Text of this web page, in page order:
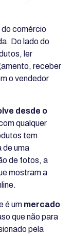
comércio
Do lado do
ler
receber
o vendedor
desde o
qualquer
tem
de uma
de fotos, a
mostram a
é um mercado
que não para
pela